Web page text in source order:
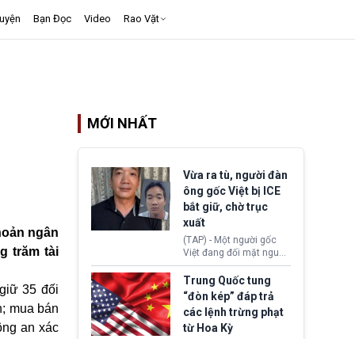
Bạn Đọc Video Rao Vặt
ngân
trăm tài
35 đối
mua bán
an xác
MỚI NHẤT
Vừa ra tù, người đàn
ông gốc Việt bị ICE
bắt giữ, chờ trục
xuất
(TAP) - Một người gốc
Việt đang đối mặt nguy
cơ bị trục xuất khỏi Hoa
Kỳ sau khi đã chấp hành
xong bản án liên quan
đến tội ác từ hơn 30
năm trước tại California.
Trung Quốc tung
“đòn kép” đáp trả
các lệnh trừng phạt
từ Hoa Kỳ